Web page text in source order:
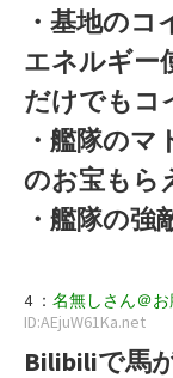
・基地のコ
エネルギー
だけでもコ
・艦隊の
のお宝もら
・艦隊の強
4 ： 名無しさん＠お
ID:AEjuW61Ka.net
Bilibiliで馬